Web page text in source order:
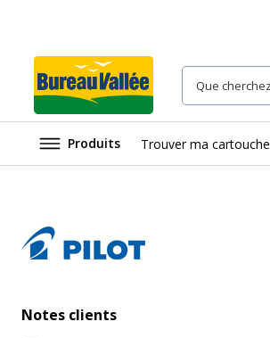
Produits Trouver ma cartouche
Notes clients